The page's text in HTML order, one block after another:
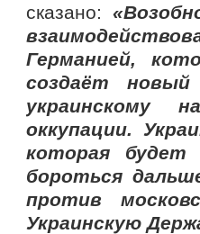
сказано:
Германией,
создаёт
украинскому
оккупации.
которая будет
бороться
против
Украинскую